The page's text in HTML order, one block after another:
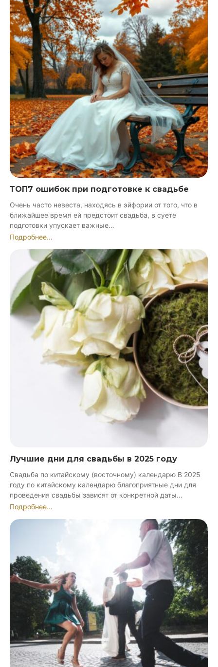
ТОП7 ошибок при подготовке к свадьбе
Очень часто невеста, находясь в эйфории от того, что в
ближайшее время ей предстоит свадьба, в суете
подготовки упускает важные…
Подробнее...
Лучшие дни для свадьбы в 2025 году
Свадьба по китайскому (восточному) календарю В 2025
году по китайскому календарю благоприятные дни для
проведения свадьбы зависят от конкретной даты…
Подробнее...